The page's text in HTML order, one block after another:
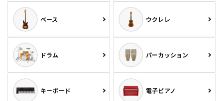
ベース ウクレレ
ドラム パーカッション
キーボード 電子ピアノ